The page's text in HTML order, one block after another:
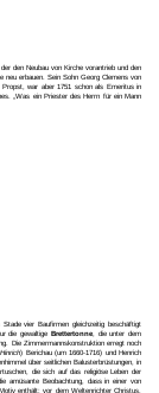
den Neubau von Kirche vorantrieb und den
neu erbauen. Sein Sohn Georg Clemens von
Propst, war aber 1751 schon als Emeritus in
„Was ein Priester des Herrn für ein Mann
vier Baufirmen gleichzeitig beschäftigt
die gewaltige
Brettertonne, die unter dem
Die Zimmermannskonstruktion erregt noch
Hinrich) Berichau (um 1660-1716) und Henrich
über seitlichen Balusterbrüstungen, in
die sich auf das religiöse Leben der
amüsante Beobachtung, dass in einer von
enthält: vor dem Weltenrichter Christus,